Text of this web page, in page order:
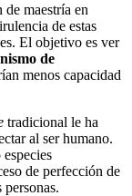
maestría en
de estas
El objetivo es ver
de
menos capacidad
tradicional le ha
al ser humano.
especies
de perfección de